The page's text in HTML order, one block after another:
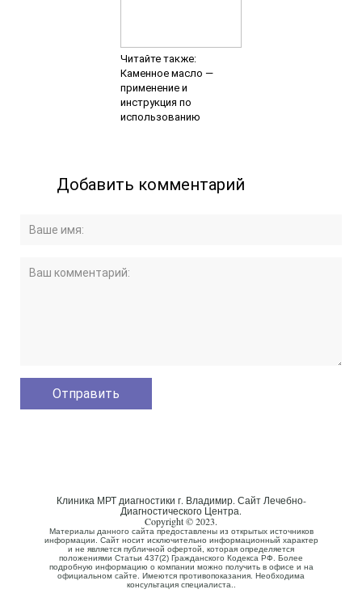
Читайте также:
Каменное масло —
применение и
инструкция по
использованию
Добавить комментарий
Клиника МРТ диагностики г. Владимир. Сайт Лечебно-
Диагностического Центра.
Copyright © 2023.
Материалы данного сайта предоставлены из открытых источников
информации. Сайт носит исключительно информационный характер
и не является публичной офертой, которая определяется
положениями Статьи 437(2) Гражданского Кодекса РФ. Более
подробную информацию о компании можно получить в офисе и на
официальном сайте. Имеются противопоказания. Необходима
консультация специалиста..